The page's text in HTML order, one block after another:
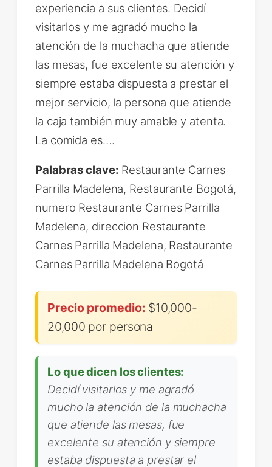
experiencia a sus clientes. Decidí
visitarlos y me agradó mucho la
atención de la muchacha que atiende
las mesas, fue excelente su atención y
siempre estaba dispuesta a prestar el
mejor servicio, la persona que atiende
la caja también muy amable y atenta.
La comida es….
Palabras clave: Restaurante Carnes
Parrilla Madelena, Restaurante Bogotá,
numero Restaurante Carnes Parrilla
Madelena, direccion Restaurante
Carnes Parrilla Madelena, Restaurante
Carnes Parrilla Madelena Bogotá
Precio promedio: $10,000-
20,000 por persona
Lo que dicen los clientes:
Decidí visitarlos y me agradó
mucho la atención de la muchacha
que atiende las mesas, fue
excelente su atención y siempre
estaba dispuesta a prestar el